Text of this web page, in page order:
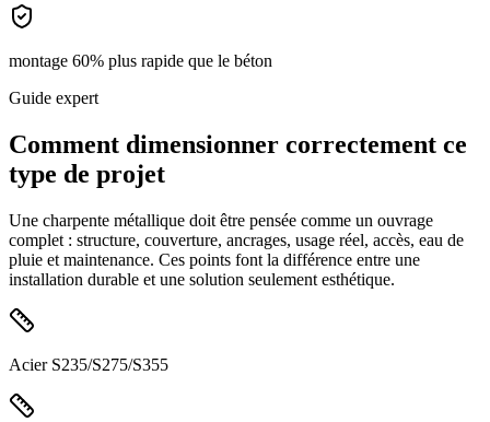
montage 60% plus rapide que le béton
Guide expert
Comment dimensionner correctement ce
type de projet
Une charpente métallique doit être pensée comme un ouvrage
complet : structure, couverture, ancrages, usage réel, accès, eau de
pluie et maintenance. Ces points font la différence entre une
installation durable et une solution seulement esthétique.
Acier S235/S275/S355